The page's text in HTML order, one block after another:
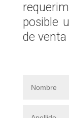
posible
de